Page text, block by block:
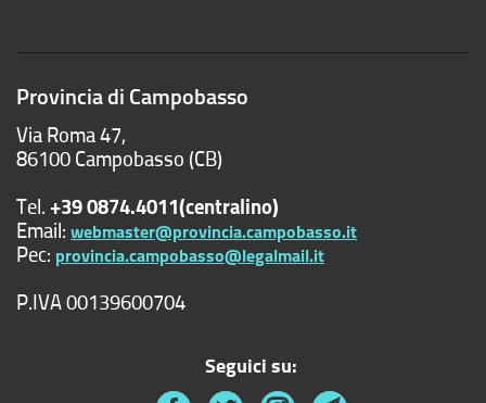
Provincia di Campobasso
Via Roma 47,
86100 Campobasso (CB)
Tel.+39 0874.4011(centralino)
Email:webmaster@provincia.campobasso.it
Pec: provincia.campobasso@legalmail.it
P.IVA 00139600704
Seguici su: